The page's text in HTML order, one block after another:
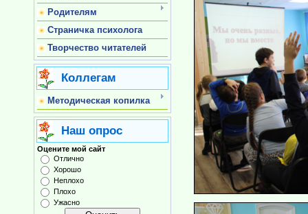
Родителям
Страничка психолога
Творчество читателей
Коллегам
Методическая копилка
Наш опрос
Оцените мой сайт
Отлично
Хорошо
Неплохо
Плохо
Ужасно